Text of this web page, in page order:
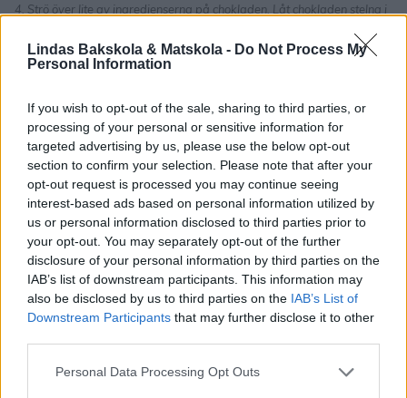
Lindas Bakskola & Matskola - Do Not Process My
Personal Information
If you wish to opt-out of the sale, sharing to third parties, or
processing of your personal or sensitive information for
targeted advertising by us, please use the below opt-out
section to confirm your selection. Please note that after your
opt-out request is processed you may continue seeing
interest-based ads based on personal information utilized by
us or personal information disclosed to third parties prior to
your opt-out. You may separately opt-out of the further
disclosure of your personal information by third parties on the
IAB’s list of downstream participants. This information may
also be disclosed by us to third parties on the IAB’s List of
Downstream Participants that may further disclose it to other
Personal Data Processing Opt Outs
4. Strö över lite av ingredienserna på chokladen. Låt chokladen stelna i